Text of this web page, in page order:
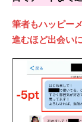
筆者もハッピー
進むほど出会い